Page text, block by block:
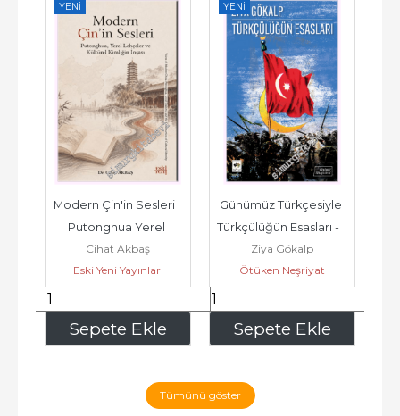
YENI
Sepete Ekle
Modern Çin'in Sesleri :
Putonghua Yerel
Lehçeler ve Kimliğin
İnşası -
Cihat Akbaş
Eski Yeni Yayınları
390,00
YENI
Sepete Ekle
Günümüz Türkçesiyle
Türkçülüğün Esasları -
2026
Ziya Gökalp
Ötüken Neşriyat
150,00
Tümünü göster